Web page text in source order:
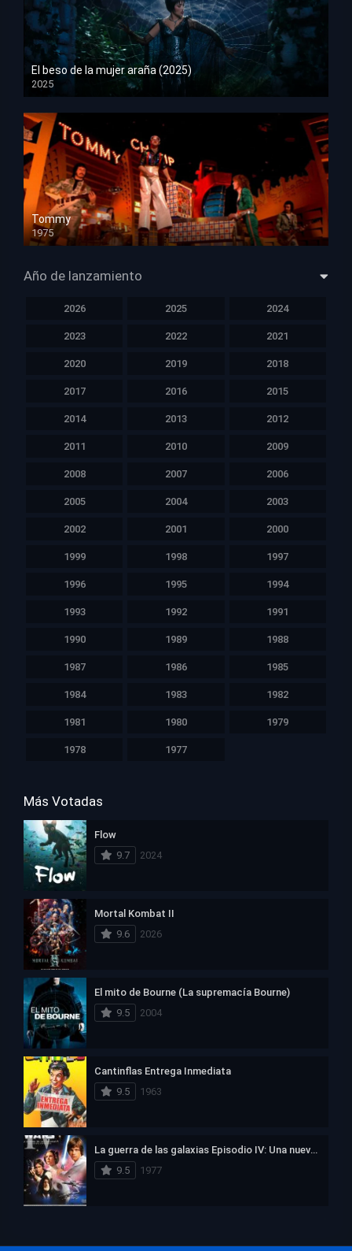
El beso de la mujer araña (2025)
2025
HD 1080p
Tommy
1975
HD 1080p
Año de lanzamiento
2026 2025 2024
2023 2022 2021
2020 2019 2018
2017 2016 2015
2014 2013 2012
2011 2010 2009
2008 2007 2006
2005 2004 2003
2002 2001 2000
1999 1998 1997
1996 1995 1994
1993 1992 1991
1990 1989 1988
1987 1986 1985
1984 1983 1982
1981 1980 1979
1978 1977
Más Votadas
Flow
9.7
2024
Mortal Kombat II
9.6
2026
El mito de Bourne (La supremacía Bourne)
9.5
2004
Cantinflas Entrega Inmediata
9.5
1963
La guerra de las galaxias Episodio IV: Una nueva esperanza
9.5
1977